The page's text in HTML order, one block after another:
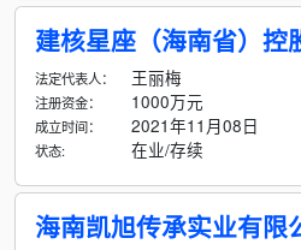
建核星座（海南省）控
法定代表人： 王丽梅
注册资金： 1000万元
成立时间： 2021年11月08日
状态: 在业/存续
海南凯旭传承实业有限